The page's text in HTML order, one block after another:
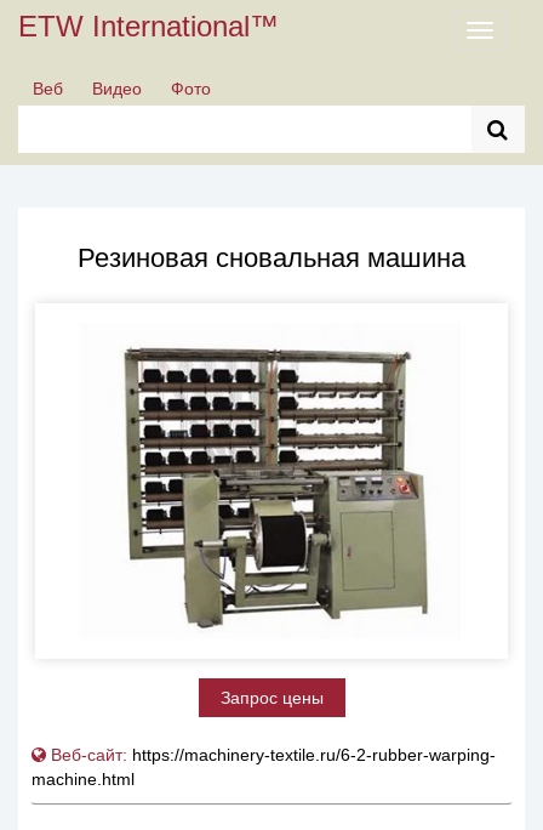
ETW International™
Toggle
Веб
Видео Фото
Резиновая сновальная машина
Запрос цены
Веб-сайт: https://machinery-textile.ru/6-2-rubber-warping-
machine.html